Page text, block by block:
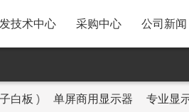
技术中心 采购中心 公司新闻
投影仪
信息
白板 ) 单屏商用显示器 专业显